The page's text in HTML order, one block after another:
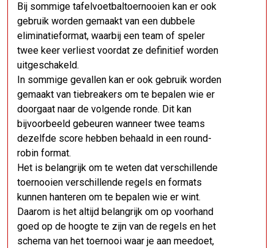
Bij sommige tafelvoetbaltoernooien kan er ook
gebruik worden gemaakt van een dubbele
eliminatieformat, waarbij een team of speler
twee keer verliest voordat ze definitief worden
uitgeschakeld.
In sommige gevallen kan er ook gebruik worden
gemaakt van tiebreakers om te bepalen wie er
doorgaat naar de volgende ronde. Dit kan
bijvoorbeeld gebeuren wanneer twee teams
dezelfde score hebben behaald in een round-
robin format.
Het is belangrijk om te weten dat verschillende
toernooien verschillende regels en formats
kunnen hanteren om te bepalen wie er wint.
Daarom is het altijd belangrijk om op voorhand
goed op de hoogte te zijn van de regels en het
schema van het toernooi waar je aan meedoet,